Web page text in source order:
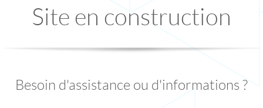
Site en construction
Besoin d'assistance ou d'informations ?